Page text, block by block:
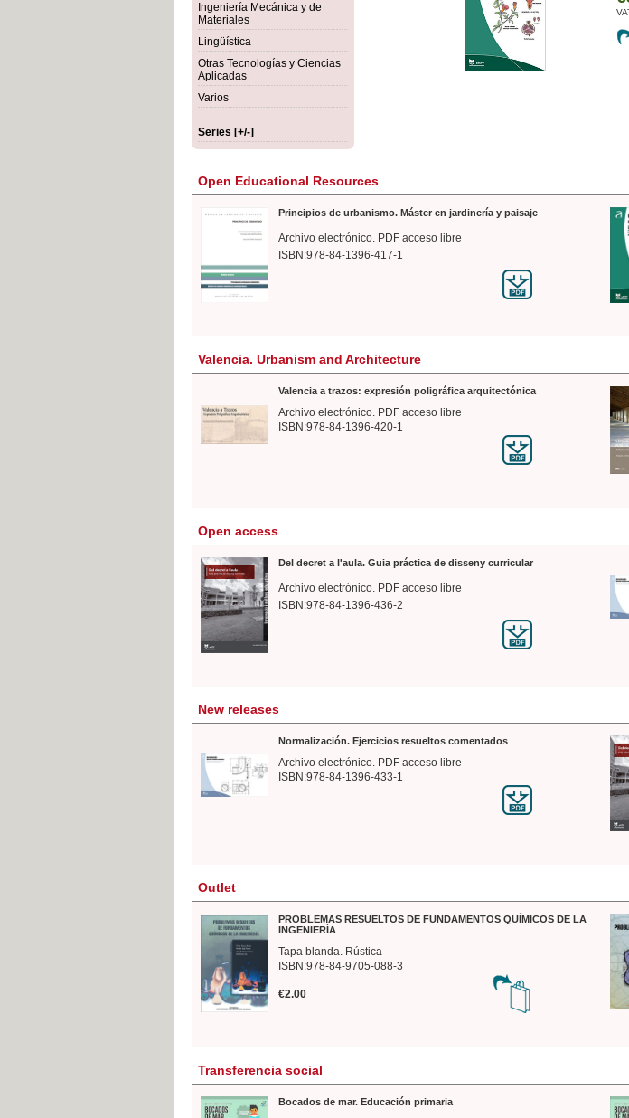
Ingeniería Mecánica y de
Materiales
Lingüística
Otras Tecnologías y Ciencias
Aplicadas
Varios
Series [+/-]
VAT INCLUDED
Open Educational Resources
Principios de urbanismo. Máster en jardinería y paisaje
Archivo electrónico. PDF acceso libre
ISBN:978-84-1396-417-1
Valencia. Urbanism and Architecture
Valencia a trazos: expresión poligráfica arquitectónica
Archivo electrónico. PDF acceso libre
ISBN:978-84-1396-420-1
Open access
Del decret a l'aula. Guia práctica de disseny curricular
Archivo electrónico. PDF acceso libre
ISBN:978-84-1396-436-2
New releases
Normalización. Ejercicios resueltos comentados
Archivo electrónico. PDF acceso libre
ISBN:978-84-1396-433-1
Outlet
PROBLEMAS RESUELTOS DE FUNDAMENTOS QUÍMICOS DE LA
INGENIERÍA
Tapa blanda. Rústica
ISBN:978-84-9705-088-3
€2.00
Transferencia social
Bocados de mar. Educación primaria